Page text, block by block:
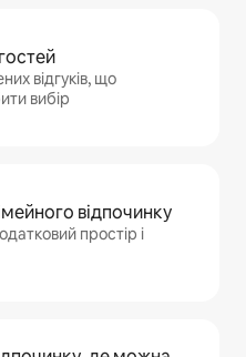
відгуків, що
вибір
відпочинку
простір і